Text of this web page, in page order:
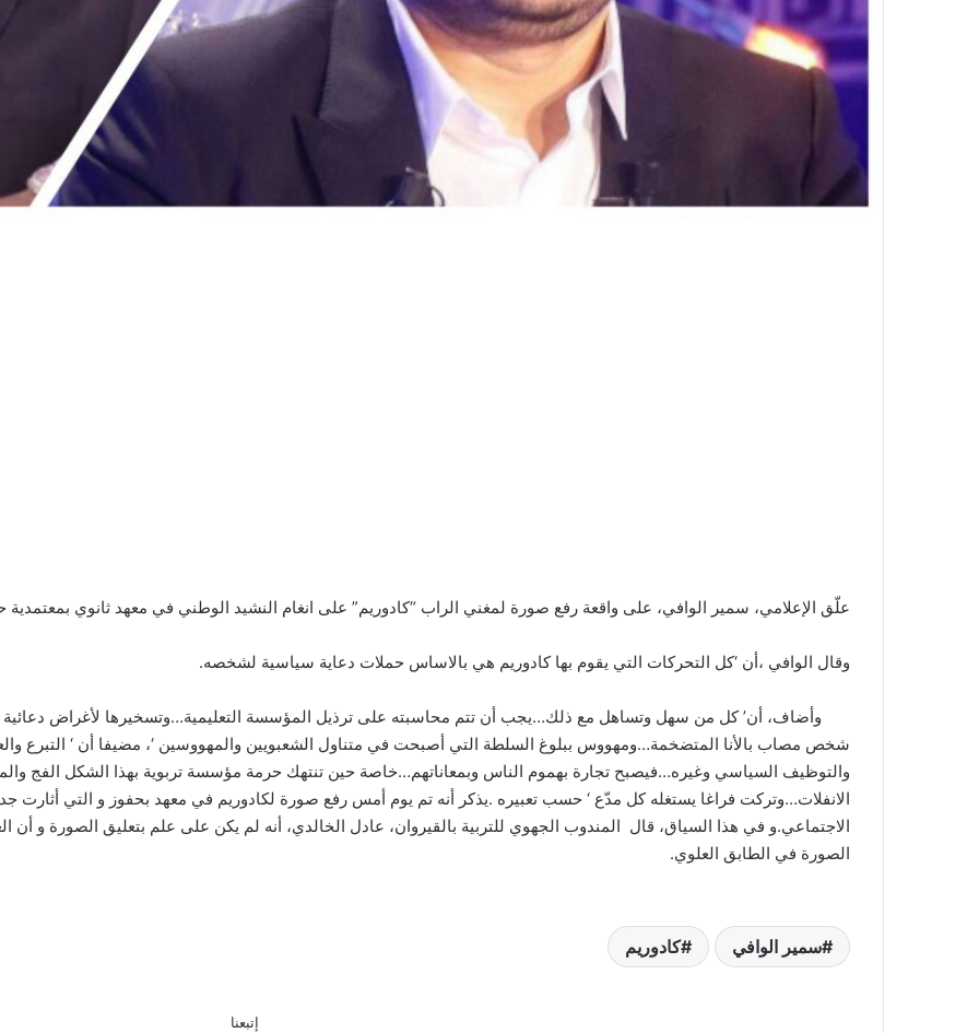
علّق الإعلامي، سمير الوافي، على واقعة رفع صورة لمغني الراب “كادوريم” على انغام النشيد الوطني في معهد ثانوي بمعتمدية
وقال الوافي ،أن ‘كل التحركات التي يقوم بها كادوريم هي بالاساس حملات دعاية سياسية لشخصه.
وأضاف، أن’ كل من سهل وتساهل مع ذلك…يجب أن تتم محاسبته على ترذيل المؤسسة التعليمية…وتسخيرها لأغراض
شخص مصاب بالأنا المتضخمة…ومهووس ببلوغ السلطة التي أصبحت في متناول الشعبويين والمهووسين ‘، مضيفا أن ‘ التبرع
والتوظيف السياسي وغيره…فيصبح تجارة بهموم الناس وبمعاناتهم…خاصة حين تنتهك حرمة مؤسسة تربوية بهذا الشكل الفج
الانفلات…وتركت فراغا يستغله كل مدّع ‘ حسب تعبيره .يذكر أنه تم يوم أمس رفع صورة لكادوريم في معهد بحفوز و التي أثارت
الاجتماعي.و في هذا السياق، قال المندوب الجهوي للتربية بالقيروان، عادل الخالدي، أنه لم يكن على علم بتعليق الصورة و أن
الصورة في الطابق العلوي.
سمير الوافي كادوريم
إتبعنا